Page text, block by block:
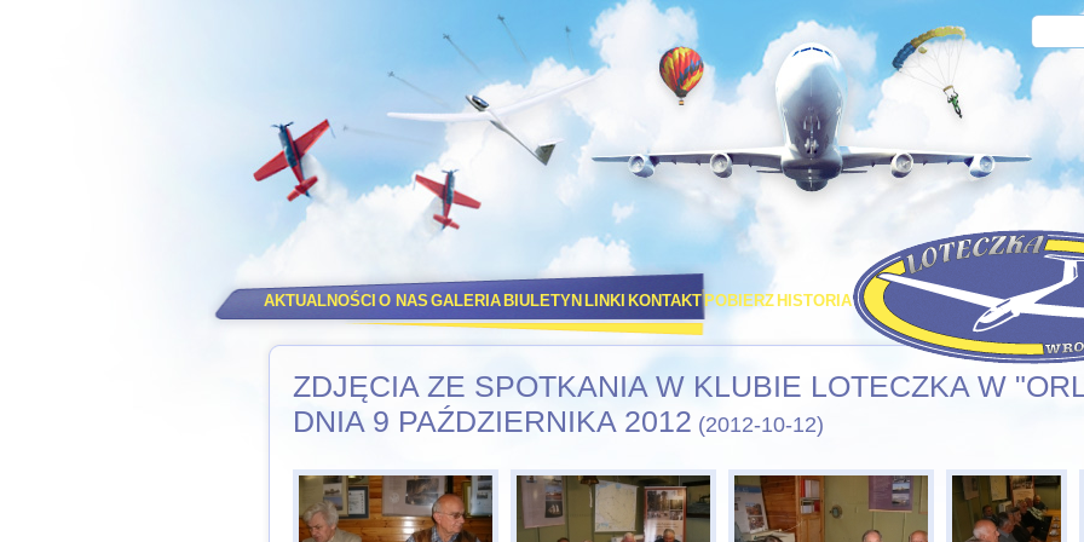
AKTUALNOŚCI O NAS GALERIA BIULETYN LINKI KONTAKT POBIERZ HISTORIA PORT LOTNICZY
ZDJĘCIA ZE SPOTKANIA W KLUBIE LOTECZKA W
DNIA 9 PAŹDZIERNIKA 2012 (2012-10-12)